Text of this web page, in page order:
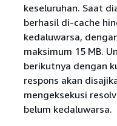
keseluruhan. Saat
berhasil di-cache
kedaluwarsa,
maksimum 15 MB.
berikutnya dengan
respons akan
mengeksekusi
belum kedaluwarsa.